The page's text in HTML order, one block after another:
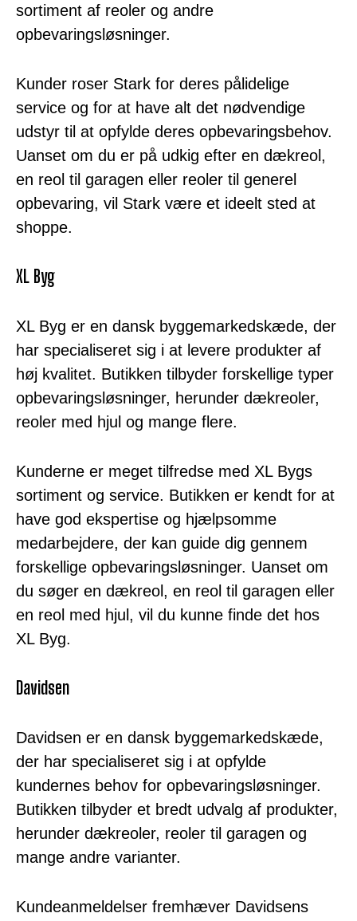
sortiment af reoler og andre
opbevaringsløsninger.
Kunder roser Stark for deres pålidelige
service og for at have alt det nødvendige
udstyr til at opfylde deres opbevaringsbehov.
Uanset om du er på udkig efter en dækreol,
en reol til garagen eller reoler til generel
opbevaring, vil Stark være et ideelt sted at
shoppe.
XL Byg
XL Byg er en dansk byggemarkedskæde, der
har specialiseret sig i at levere produkter af
høj kvalitet. Butikken tilbyder forskellige typer
opbevaringsløsninger, herunder dækreoler,
reoler med hjul og mange flere.
Kunderne er meget tilfredse med XL Bygs
sortiment og service. Butikken er kendt for at
have god ekspertise og hjælpsomme
medarbejdere, der kan guide dig gennem
forskellige opbevaringsløsninger. Uanset om
du søger en dækreol, en reol til garagen eller
en reol med hjul, vil du kunne finde det hos
XL Byg.
Davidsen
Davidsen er en dansk byggemarkedskæde,
der har specialiseret sig i at opfylde
kundernes behov for opbevaringsløsninger.
Butikken tilbyder et bredt udvalg af produkter,
herunder dækreoler, reoler til garagen og
mange andre varianter.
Kundeanmeldelser fremhæver Davidsens